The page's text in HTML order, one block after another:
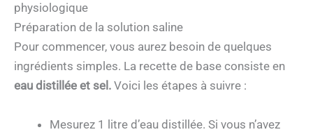
physiologique
Préparation de la solution saline
Pour commencer, vous aurez besoin de quelques
ingrédients simples. La recette de base consiste en
eau distillée et sel. Voici les étapes à suivre :
Mesurez 1 litre d’eau distillée. Si vous n’avez